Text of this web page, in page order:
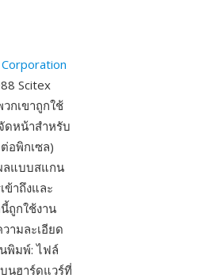
Scitex
กเขาถูกใช้
ดหน้าสำหรับ
อพิกเซล)
ลแบบสแกน
าถึงและ
ถูกใช้งาน
ามละเอียด
พิมพ์: ไฟล์
นฮาร์ดแวร์ที่